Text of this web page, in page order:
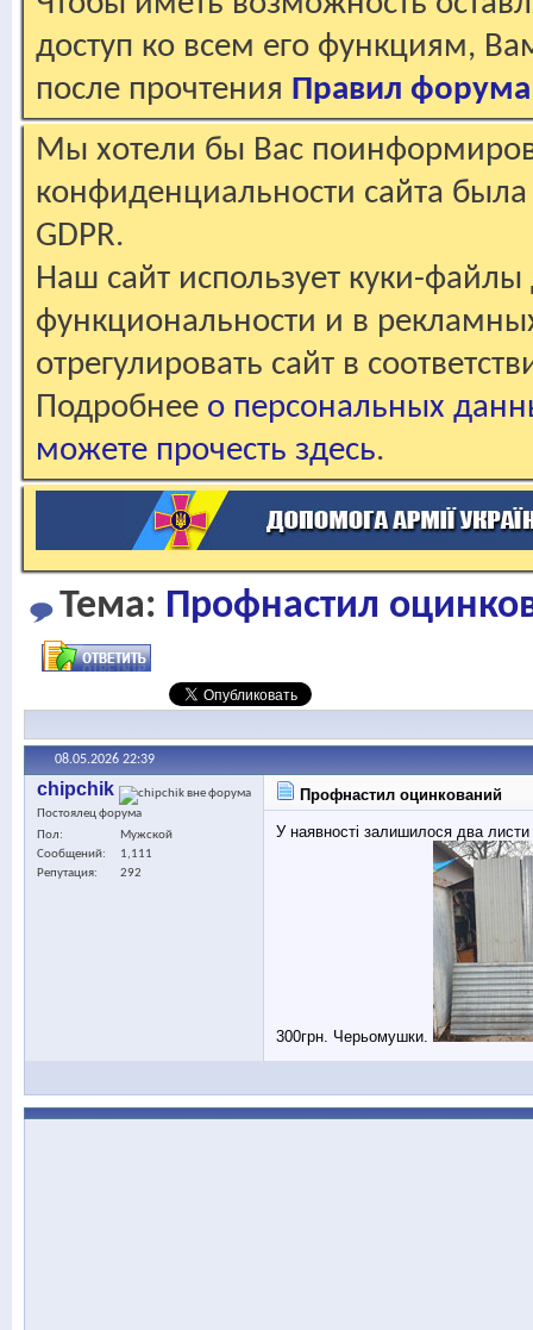
доступ ко всем его функциям,
после прочтения Правил форума
Мы хотели бы Вас
конфиденциальности сайта
GDPR.
Наш сайт использует куки-файлы
функциональности и в
отрегулировать сайт в
Подробнее о персональных
можете прочесть здесь.
Тема: Профнастил
08.05.2026 22:39
chipchik
Постоялец форума
Пол
Мужской
Сообщений
1,111
Репутация
292
Профнастил оцинкований
У наявності залишилося два
300грн. Черьомушки.